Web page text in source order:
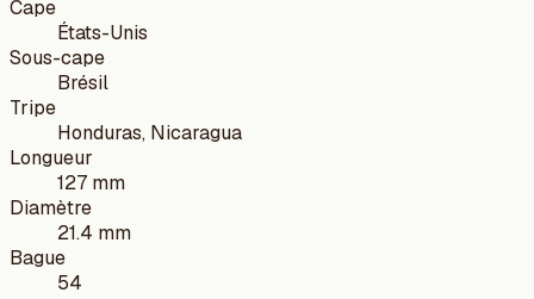
Cape
États-Unis
Sous-cape
Brésil
Tripe
Honduras, Nicaragua
Longueur
127 mm
Diamètre
21.4 mm
Bague
54